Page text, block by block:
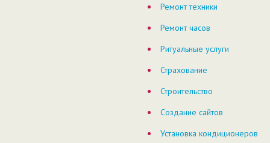
Ремонт техники
Ремонт часов
Ритуальные услуги
Страхование
Строительство
Создание сайтов
Установка кондиционеров